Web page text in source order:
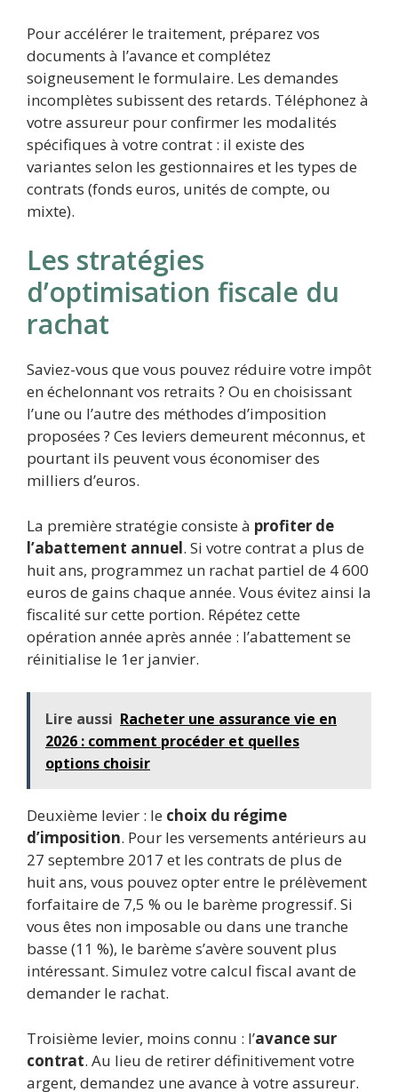
Pour accélérer le traitement, préparez vos
documents à l’avance et complétez
soigneusement le formulaire. Les demandes
incomplètes subissent des retards. Téléphonez à
votre assureur pour confirmer les modalités
spécifiques à votre contrat : il existe des
variantes selon les gestionnaires et les types de
contrats (fonds euros, unités de compte, ou
mixte).
Les stratégies
d’optimisation fiscale du
rachat
Saviez-vous que vous pouvez réduire votre impôt
en échelonnant vos retraits ? Ou en choisissant
l’une ou l’autre des méthodes d’imposition
proposées ? Ces leviers demeurent méconnus, et
pourtant ils peuvent vous économiser des
milliers d’euros.
La première stratégie consiste à profiter de
l’abattement annuel. Si votre contrat a plus de
huit ans, programmez un rachat partiel de 4 600
euros de gains chaque année. Vous évitez ainsi la
fiscalité sur cette portion. Répétez cette
opération année après année : l’abattement se
réinitialise le 1er janvier.
Lire aussi Racheter une assurance vie en
2026 : comment procéder et quelles
options choisir
Deuxième levier : le choix du régime
d’imposition. Pour les versements antérieurs au
27 septembre 2017 et les contrats de plus de
huit ans, vous pouvez opter entre le prélèvement
forfaitaire de 7,5 % ou le barème progressif. Si
vous êtes non imposable ou dans une tranche
basse (11 %), le barème s’avère souvent plus
intéressant. Simulez votre calcul fiscal avant de
demander le rachat.
Troisième levier, moins connu : l’avance sur
contrat. Au lieu de retirer définitivement votre
argent, demandez une avance à votre assureur.